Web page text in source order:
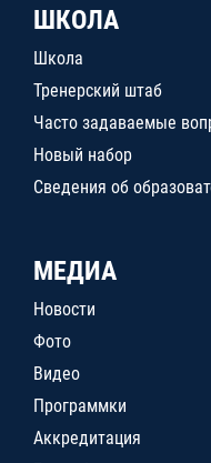
ШКОЛА
Школа
Тренерский штаб
Часто задаваемые
Новый набор
Сведения об
МЕДИА
Новости
Фото
Видео
Программки
Аккредитация